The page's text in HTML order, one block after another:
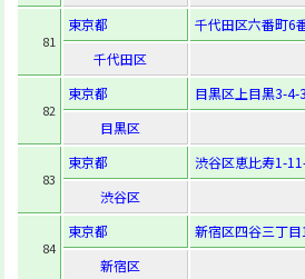
81
東京都
千代田区六番町6
千代田区
82
東京都
目黒区上目黒3-4-
目黒区
83
東京都
渋谷区恵比寿1-
渋谷区
84
東京都
新宿区四谷三丁
新宿区